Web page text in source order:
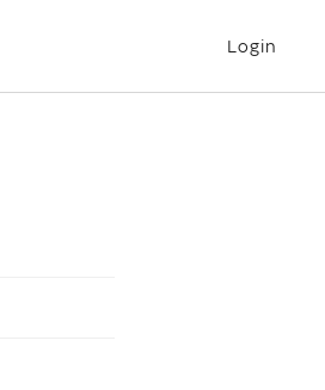
Login